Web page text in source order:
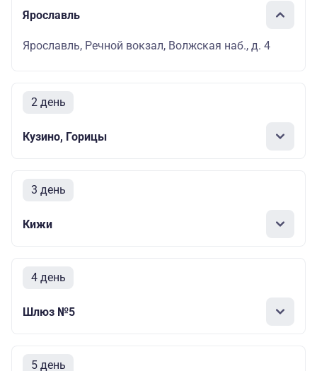
Ярославль
Ярославль, Речной вокзал, Волжская наб., д. 4
2 день
Кузино, Горицы
3 день
Кижи
4 день
Шлюз №5
5 день